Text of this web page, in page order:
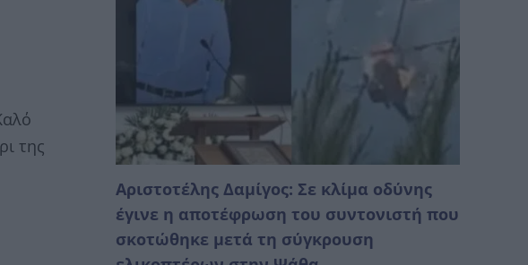
της
Αριστοτέλης Δαμίγος: Σε κλίμα οδύνης
έγινε η αποτέφρωση του συντονιστή που
σκοτώθηκε μετά τη σύγκρουση